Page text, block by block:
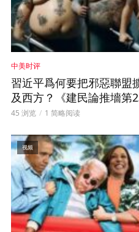
中美时评
習近平爲何要把邪惡聯盟
及西方？《建民論推墻第
45 浏览 1 简略阅读
视频